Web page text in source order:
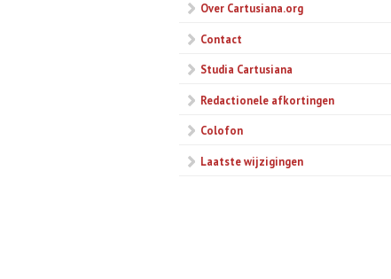
Over Cartusiana.org
Contact
Studia Cartusiana
Redactionele afkortingen
Colofon
Laatste wijzigingen